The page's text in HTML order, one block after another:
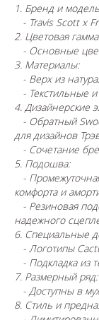
1. Бренд и
- Travis Scott x
2. Цветовая
- Основные
3. Материалы:
- Верх из
- Текстильные
4. Дизайнерские
- Обратный
для дизайнов
- Сочетание
5. Подошва:
-
комфорта и
- Резиновая
надежного
6. Специальные
- Логотипы
- Подкладка из
7. Размерный ряд:
- Доступны в
8. Стиль и